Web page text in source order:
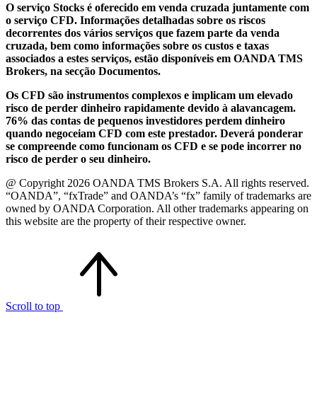
O serviço Stocks é oferecido em venda cruzada juntamente com
o serviço CFD. Informações detalhadas sobre os riscos
decorrentes dos vários serviços que fazem parte da venda
cruzada, bem como informações sobre os custos e taxas
associados a estes serviços, estão disponíveis em OANDA TMS
Brokers, na secção Documentos.
Os CFD são instrumentos complexos e implicam um elevado
risco de perder dinheiro rapidamente devido à alavancagem.
76% das contas de pequenos investidores perdem dinheiro
quando negoceiam CFD com este prestador. Deverá ponderar
se compreende como funcionam os CFD e se pode incorrer no
risco de perder o seu dinheiro.
@ Copyright 2026 OANDA TMS Brokers S.A. All rights reserved.
“OANDA”, “fxTrade” and OANDA’s “fx” family of trademarks are
owned by OANDA Corporation. All other trademarks appearing on
this website are the property of their respective owner.
Scroll to top